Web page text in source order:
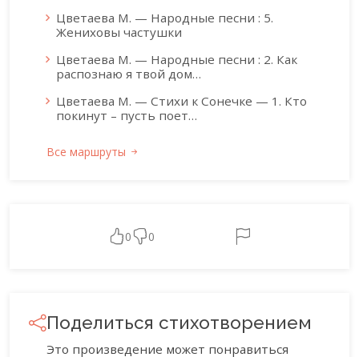
Цветаева М. — Народные песни : 5.
Жениховы частушки
Цветаева М. — Народные песни : 2. Как
распознаю я твой дом…
Цветаева М. — Стихи к Сонечке — 1. Кто
покинут – пусть поет…
Все маршруты
0 0
Поделиться стихотворением
Это произведение может понравиться